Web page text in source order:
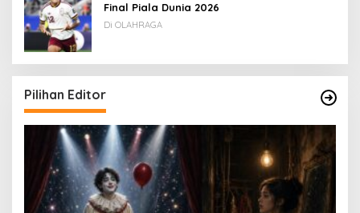
Final Piala Dunia 2026
Di OLAHRAGA
Pilihan Editor